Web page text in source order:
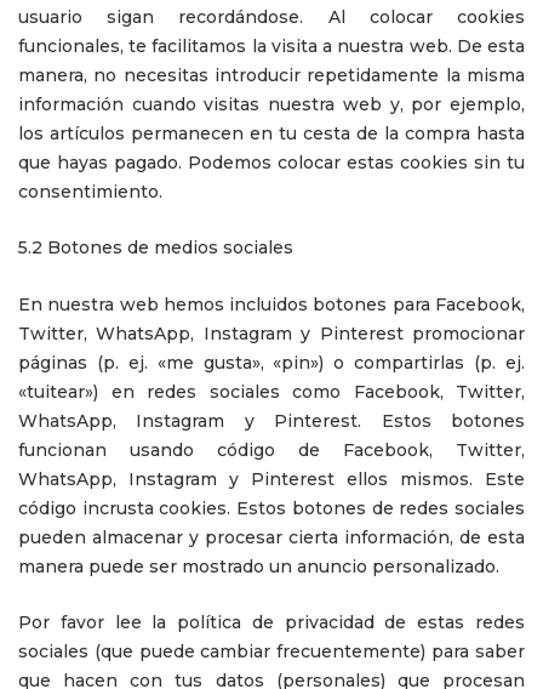
usuario sigan recordándose. Al colocar cookies
funcionales, te facilitamos la visita a nuestra web. De esta
manera, no necesitas introducir repetidamente la misma
información cuando visitas nuestra web y, por ejemplo,
los artículos permanecen en tu cesta de la compra hasta
que hayas pagado. Podemos colocar estas cookies sin tu
consentimiento.
5.2 Botones de medios sociales
En nuestra web hemos incluidos botones para Facebook,
Twitter, WhatsApp, Instagram y Pinterest promocionar
páginas (p. ej. «me gusta», «pin») o compartirlas (p. ej.
«tuitear») en redes sociales como Facebook, Twitter,
WhatsApp, Instagram y Pinterest. Estos botones
funcionan usando código de Facebook, Twitter,
WhatsApp, Instagram y Pinterest ellos mismos. Este
código incrusta cookies. Estos botones de redes sociales
pueden almacenar y procesar cierta información, de esta
manera puede ser mostrado un anuncio personalizado.
Por favor lee la política de privacidad de estas redes
sociales (que puede cambiar frecuentemente) para saber
que hacen con tus datos (personales) que procesan